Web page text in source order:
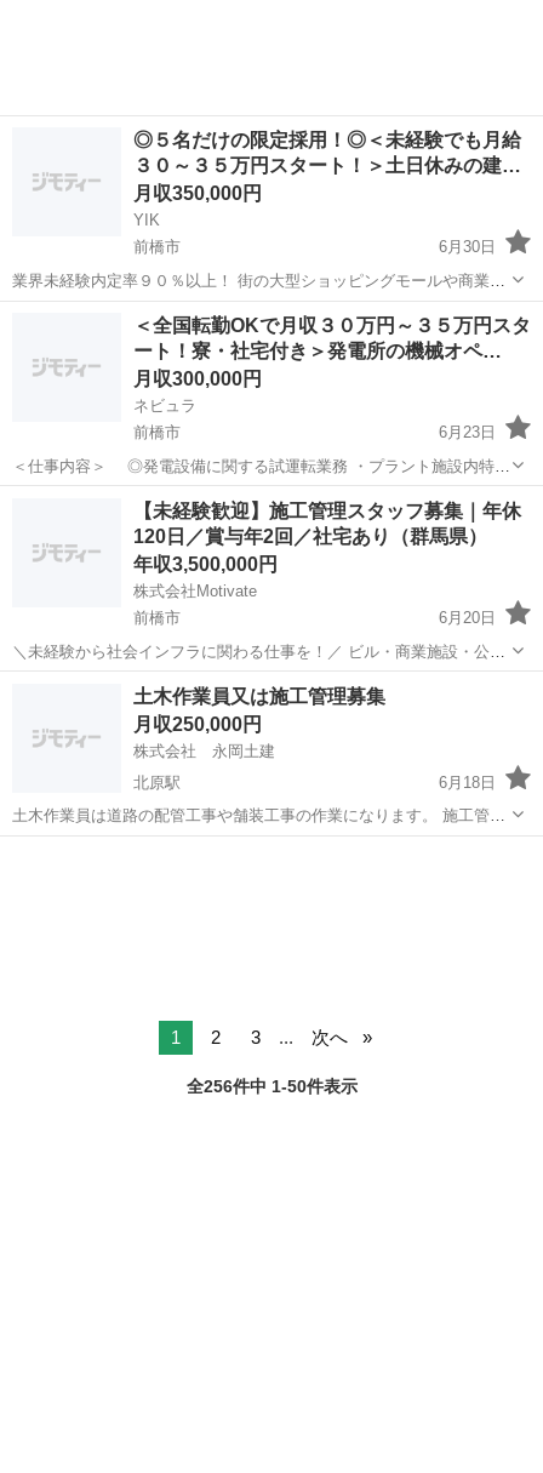
◎５名だけの限定採用！◎＜未経験でも月給
３０～３５万円スタート！＞土日休みの建…
月収350,000円
YIK
前橋市
6月30日
業界未経験内定率９０％以上！ 街の大型ショッピングモールや商業施
設、ショール－ム建設の プロジェクト管理、建設事務をお任せいたし
土木 未経験
＜全国転勤OKで月収３０万円～３５万円スタ
ート！寮・社宅付き＞発電所の機械オペ…
月収300,000円
ネビュラ
前橋市
6月23日
＜仕事内容＞ ◎発電設備に関する試運転業務 ・プラント施設内特別
重点施設建設工事における各機器の起動時の試運転（現場対応） ・プ
ラント施設内特別重点施設建設工事における通水作動試験及び配管フ
ラッシング工事の助勢業務（...
土木 未経験
【未経験歓迎】施工管理スタッフ募集｜年休
120日／賞与年2回／社宅あり（群馬県）
年収3,500,000円
株式会社Motivate
前橋市
6月20日
＼未経験から社会インフラに関わる仕事を！／ ビル・商業施設・公共
施設・道路・鉄道などの建設現場で活躍する施工管理スタッフを募集
します！ 当社は社員数3200名を超える建設業界の成長企業。安心の研
修体制と働きやすい環境が魅...
施工管理 未経験
土木作業員又は施工管理募集
月収250,000円
株式会社 永岡土建
北原駅
6月18日
土木作業員は道路の配管工事や舗装工事の作業になります。 施工管理
者は現場で施工写真を撮影と軽作業になります。
1 2 3 ... 次へ
全256件中 1-50件表示